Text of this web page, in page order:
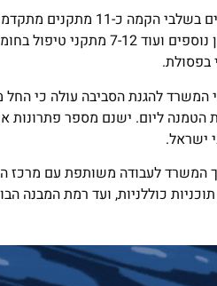
בפסולת.
המשרד להגנת הסביבה עולה כי
4,000 טונות הטמנה ליום. ישנם
ישראל.
המשרד לעבודה משותפת עם מרכז
כוללניות, ועד רמת המבנה